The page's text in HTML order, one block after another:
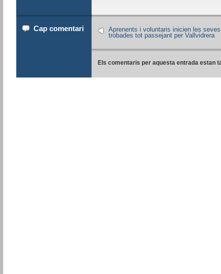
Cap comentari
Aprenents i voluntaris inicien les seves
trobades tot passejant per Vallvidrera
Els comentaris per aquesta entrada estan